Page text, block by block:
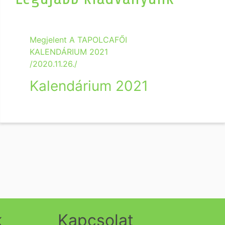
Megjelent A TAPOLCAFŐI
KALENDÁRIUM 2021
/2020.11.26./
Kalendárium 2021
Kapcsolat